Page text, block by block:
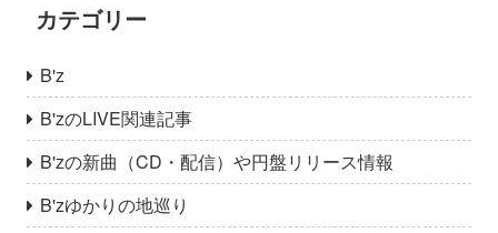
カテゴリー
B'z
B'zのLIVE関連記事
B'zの新曲（CD・配信）や円盤リリース情報
B'zゆかりの地巡り